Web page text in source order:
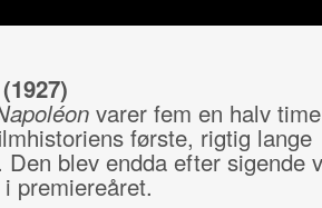
varer fem en halv
første, rigtig lange
blev endda efter sigende
premiereåret.